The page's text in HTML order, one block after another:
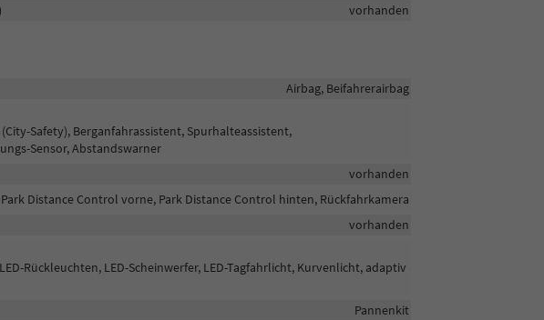
vorhanden
Airbag, Beifahrerairbag
Safety), Berganfahrassistent, Spurhalteassistent,
Sensor, Abstandswarner
vorhanden
Park Distance Control vorne, Park Distance Control hinten, Rückfahrkamera
vorhanden
Rückleuchten, LED-Scheinwerfer, LED-Tagfahrlicht, Kurvenlicht, adaptiv
Pannenkit